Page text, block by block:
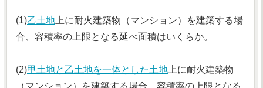
(1)乙土地 上に耐火建築物（マンション）を建築する場
合、容積率の上限となる延べ面積はいくらか。
(2)甲土地と乙土地を一体とした土地 上に耐火建築物
（マンション）を建築する場合、容積率の上限となる